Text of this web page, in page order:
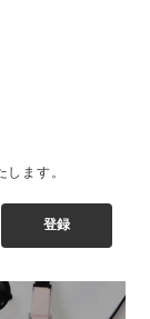
ます。
登録